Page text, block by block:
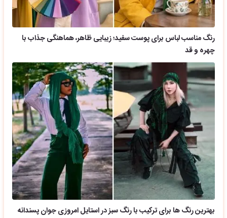
رنگ مناسب لباس برای پوست سفید؛ زیبایی ظاهر، هماهنگی جذاب با
چهره و قد
بهترین رنگ ها برای ترکیب با رنگ سبز در استایل امروزی جوان پسندانه